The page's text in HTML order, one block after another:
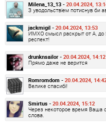
Milena_13_13 - 20.04.2024,
З уводольствіем потиснув би
jackmigil - 20.04.2024, 13:53
ИМХО смысл раскрыт от А, до
респект!
drunknsailor - 20.04.2024, 14:12
Прямо даже не верится
Romromdom - 20.04.2024,
Велике спасибі!
Smirtus - 20.04.2024, 15:12
Через некоторое время Ваша
слова.